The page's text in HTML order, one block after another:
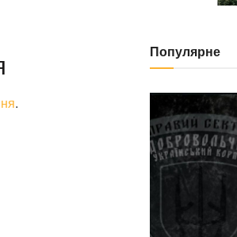
.
Популярне